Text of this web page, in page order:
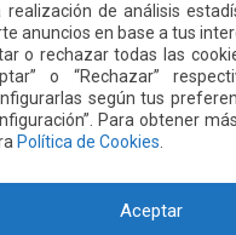
realización de análisis
anuncios en base a tus
o rechazar todas las
o “Rechazar”
según tus
Para obtener
Política de Cookies
Aceptar
de Quito fortalece
de las tiendas Duty